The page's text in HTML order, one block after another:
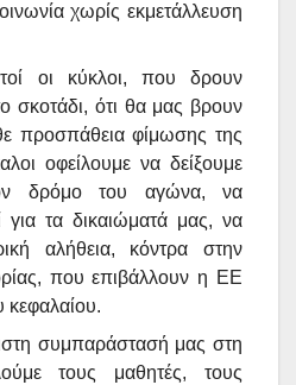
χωρίς εκμετάλλευση
οι κύκλοι, που δρουν
σκοτάδι, ότι θα μας βρουν
προσπάθεια φίμωσης της
οφείλουμε να δείξουμε
δρόμο του αγώνα, να
για τα δικαιώματά μας, να
αλήθεια, κόντρα στην
που επιβάλλουν η ΕΕ
κεφαλαίου.
συμπαράστασή μας στη
τους μαθητές, τους